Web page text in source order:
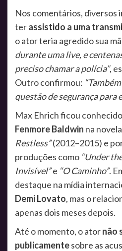
Nos comentários, diversos
terassistido a uma
o ator teria agredido sua
durante uma live, e
preciso chamar a polícia”,
Outro confirmou:
questão de segurança para
Max Ehrich ficou
Fenmore Baldwin na novela
Restless”(2012–2015) e
produções como “Under
Invisível”e “O Caminho”.
destaque na mídia
Demi Lovato, mas o
apenas dois meses depois.
Até o momento, o atornão
publicamentesobre as